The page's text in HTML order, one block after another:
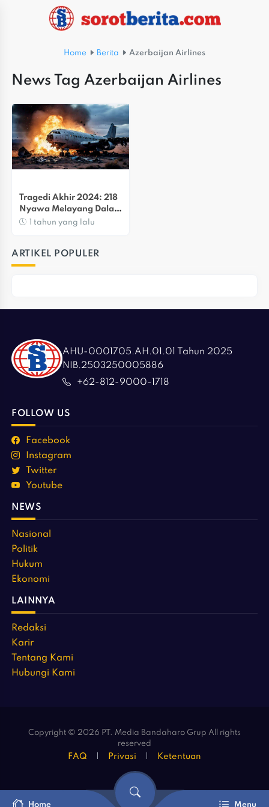
Home Berita Azerbaijan Airlines
News Tag Azerbaijan Airlines
Tragedi Akhir 2024: 218
Nyawa Melayang Dalam
4 Kecelakaan Pesawat
1 tahun yang lalu
ARTIKEL POPULER
AHU-0001705.AH.01.01 Tahun 2025
NIB.2503250005886
+62-812-9000-1718
FOLLOW US
Facebook
Instagram
Twitter
Youtube
NEWS
Nasional
Politik
Hukum
Ekonomi
LAINNYA
Redaksi
Karir
Tentang Kami
Hubungi Kami
Copyright © 2026 PT. Media Bandaharo Grup All rights
reserved
FAQ Privasi Ketentuan
Home Menu